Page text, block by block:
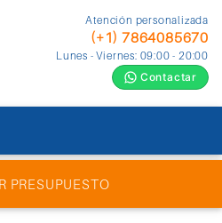
Atención personalizada
(+1) 7864085670
Lunes - Viernes: 09:00 - 20:00
Contactar
PRESUPUESTO